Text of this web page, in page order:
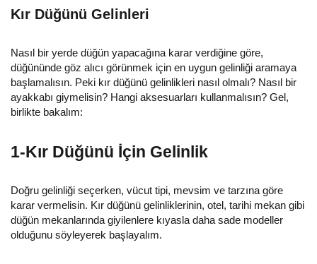
Kır Düğünü Gelinleri
Nasıl bir yerde düğün yapacağına karar verdiğine göre,
düğününde göz alıcı görünmek için en uygun gelinliği aramaya
başlamalısın. Peki kır düğünü gelinlikleri nasıl olmalı? Nasıl bir
ayakkabı giymelisin? Hangi aksesuarları kullanmalısın? Gel,
birlikte bakalım:
1-Kır Düğünü İçin Gelinlik
Doğru gelinliği seçerken, vücut tipi, mevsim ve tarzına göre
karar vermelisin. Kır düğünü gelinliklerinin, otel, tarihi mekan gibi
düğün mekanlarında giyilenlere kıyasla daha sade modeller
olduğunu söyleyerek başlayalım.